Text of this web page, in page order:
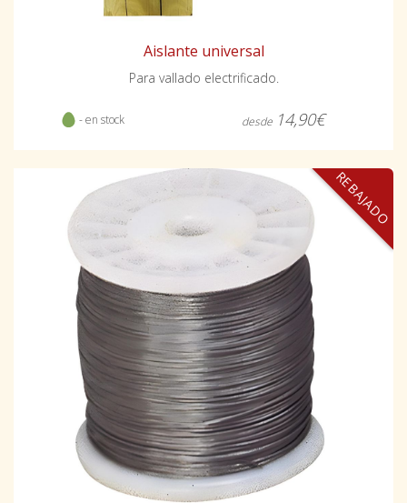
Aislante universal
Para vallado electrificado.
- en stock desde 14,90€
REBAJADO